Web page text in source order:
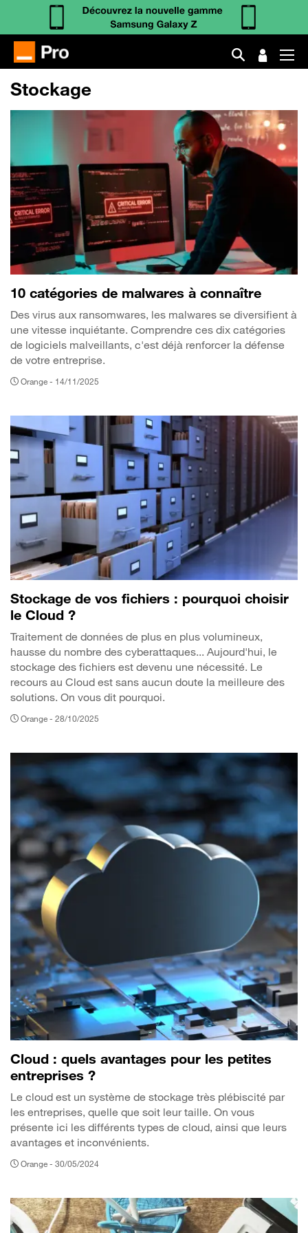
Stockage
10 catégories de malwares à connaître
Des virus aux ransomwares, les malwares se diversifient à
une vitesse inquiétante. Comprendre ces dix catégories
de logiciels malveillants, c'est déjà renforcer la défense
de votre entreprise.
Orange - 14/11/2025
Stockage de vos fichiers : pourquoi choisir
le Cloud ?
Traitement de données de plus en plus volumineux,
hausse du nombre des cyberattaques... Aujourd'hui, le
stockage des fichiers est devenu une nécessité. Le
recours au Cloud est sans aucun doute la meilleure des
solutions. On vous dit pourquoi.
Orange - 28/10/2025
Cloud : quels avantages pour les petites
entreprises ?
Le cloud est un système de stockage très plébiscité par
les entreprises, quelle que soit leur taille. On vous
présente ici les différents types de cloud, ainsi que leurs
avantages et inconvénients.
Orange - 30/05/2024